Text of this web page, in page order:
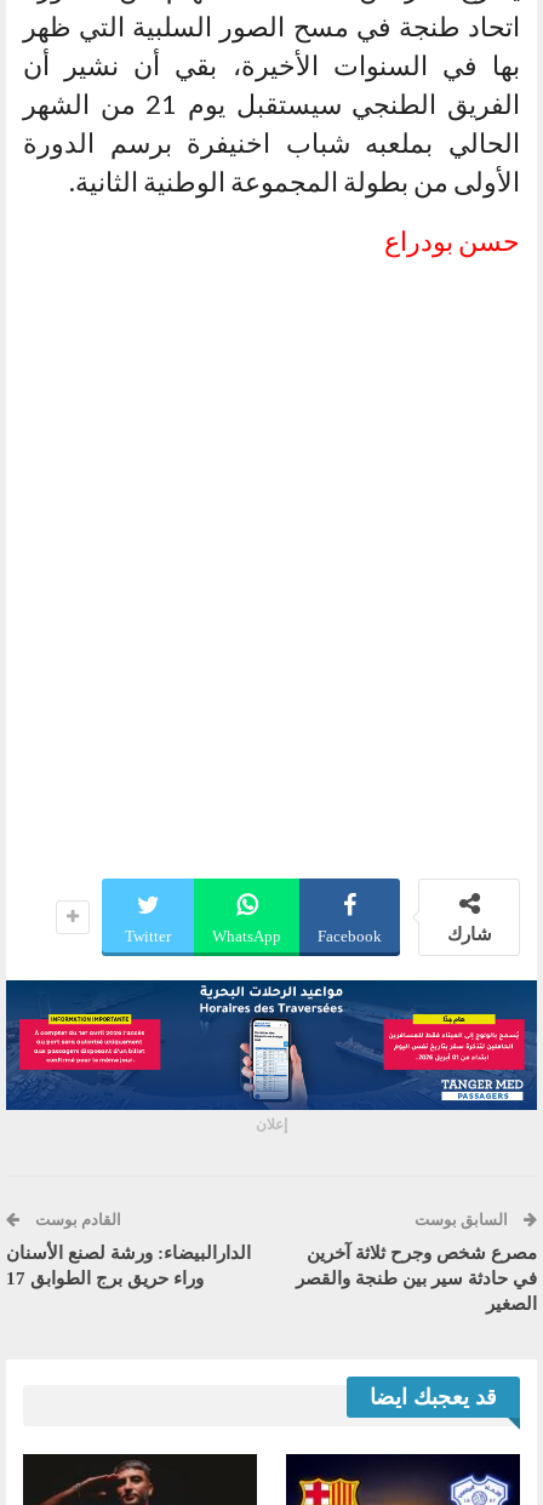
اتحاد طنجة في مسح الصور السلبية التي ظهر
بها في السنوات الأخيرة، بقي أن نشير أن
الفريق الطنجي سيستقبل يوم 21 من الشهر
الحالي بملعبه شباب اخنيفرة برسم الدورة
الأولى من بطولة المجموعة الوطنية الثانية.
حسن بودراع
شارك Facebook
WhatsApp
Twitter
إعلان
السابق بوست
مصرع شخص وجرح ثلاثة آخرين
في حادثة سير بين طنجة والقصر
الصغير
القادم بوست
الدارالبيضاء: ورشة لصنع الأسنان
وراء حريق برج الطوابق 17
قد يعجبك ايضا